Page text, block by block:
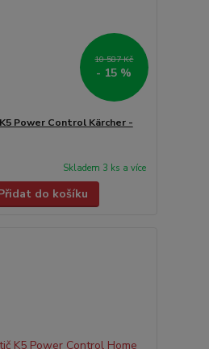
10 587 Kč
- 15 %
Power Control Kärcher -
Skladem 3 ks a více
do košíku